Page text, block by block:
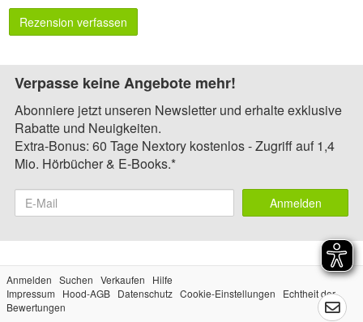
Rezension verfassen
Verpasse keine Angebote mehr!
Abonniere jetzt unseren Newsletter und erhalte exklusive
Rabatte und Neuigkeiten.
Extra-Bonus: 60 Tage Nextory kostenlos - Zugriff auf 1,4
Mio. Hörbücher & E-Books.*
Anmelden
Anmelden Suchen Verkaufen
Hilfe
Impressum
Hood-AGB Datenschutz Cookie-Einstellungen
Echtheit der
Bewertungen